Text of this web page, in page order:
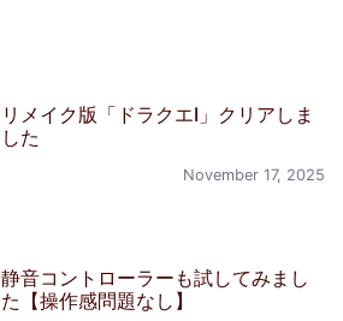
リメイク版「ドラクエI」クリアしま
した
November 17, 2025
静音コントローラーも試してみまし
た【操作感問題なし】